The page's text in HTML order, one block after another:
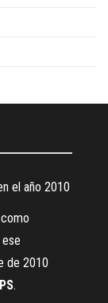
el año 2010
de 2010
.